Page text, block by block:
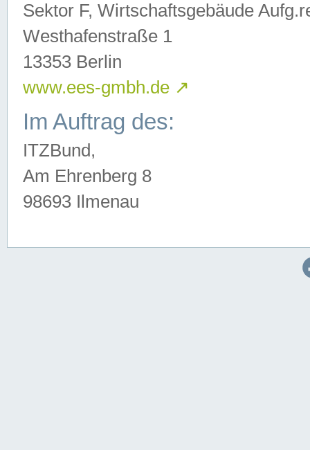
Sektor F, Wirtschaftsgebäude
Westhafenstraße 1
13353 Berlin
www.ees-gmbh.de ↗
Im Auftrag des:
ITZBund,
Am Ehrenberg 8
98693 Ilmenau